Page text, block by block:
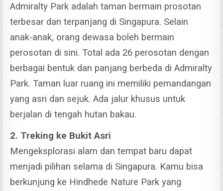
Admiralty Park adalah taman bermain prosotan
terbesar dan terpanjang di Singapura. Selain
anak-anak, orang dewasa boleh bermain
perosotan di sini.Total ada 26 perosotan dengan
berbagai bentuk dan panjang berbeda di Admiralty
Park. Taman luar ruang ini memiliki pemandangan
yang asri dan sejuk. Ada jalur khusus untuk
berjalan di tengah hutan bakau.
2. Treking ke Bukit Asri
Mengeksplorasi alam dan tempat baru dapat
menjadi pilihan selama di Singapura. Kamu bisa
berkunjung ke Hindhede Nature Park yang